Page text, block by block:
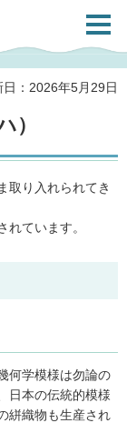
共通メ
日：2026年5月29日
）
取り入れられてき
ています。
何学模様は勿論の
日本の伝統的模様
絣織物も生産され